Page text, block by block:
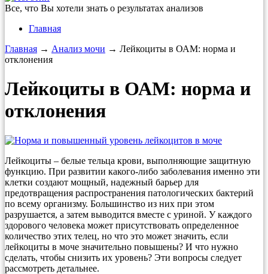
Все, что Вы хотели знать о результатах анализов
Главная
Главная → Анализ мочи → Лейкоциты в ОАМ: норма и
отклонения
Лейкоциты в ОАМ: норма и
отклонения
Лейкоциты – белые тельца крови, выполняющие защитную
функцию. При развитии какого-либо заболевания именно эти
клетки создают мощный, надежный барьер для
предотвращения распространения патологических бактерий
по всему организму. Большинство из них при этом
разрушается, а затем выводится вместе с уриной. У каждого
здорового человека может присутствовать определенное
количество этих телец, но что это может значить, если
лейкоциты в моче значительно повышены? И что нужно
сделать, чтобы снизить их уровень? Эти вопросы следует
рассмотреть детальнее.